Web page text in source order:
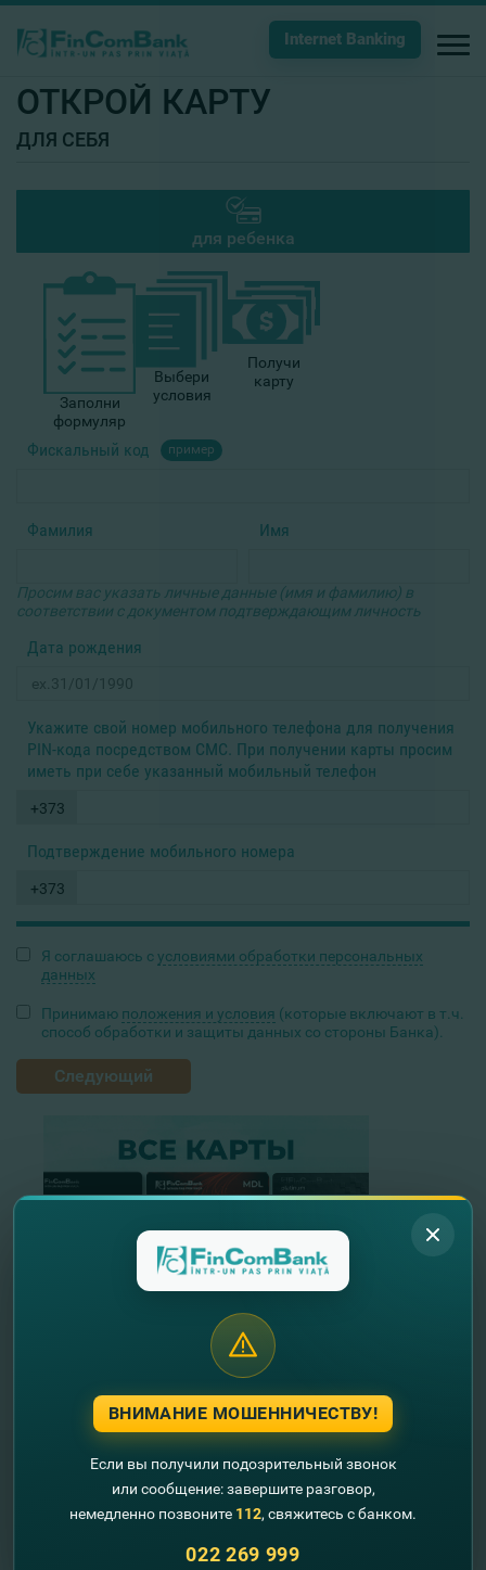
Internet Banking
ОТКРОЙ КАРТУ
ДЛЯ СЕБЯ
для ребенка
Заполни
формуляр
Выбери
условия
Получи
карту
Фискальный код пример
Фамилия Имя
Просим вас указать личные данные (имя и фамилию) в
соответствии с документом подтверждающим личность
Дата рождения
Укажите свой номер мобильного телефона для получения
PIN-кода посредством СМС. При получении карты просим
иметь при себе указанный мобильный телефон
+373
Подтверждение мобильного номера
+373
Я соглашаюсь с условиями обработки персональных
данных
Принимаю положения и условия (которые включают в т.ч.
способ обработки и защиты данных со стороны Банка).
Следующий
"FinComBank" S.A. является членом
Республики Молдова
ВНИМАНИЕ МОШЕННИЧЕСТВУ!
Если вы получили подозрительный звонок
или сообщение: завершите разговор,
немедленно позвоните 112, свяжитесь с банком.
022 269 999